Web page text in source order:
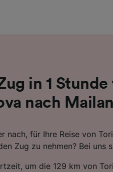
in 1
nach
nach, für Ihre Reise von
Zug zu nehmen? Bei uns
um die 129 km von